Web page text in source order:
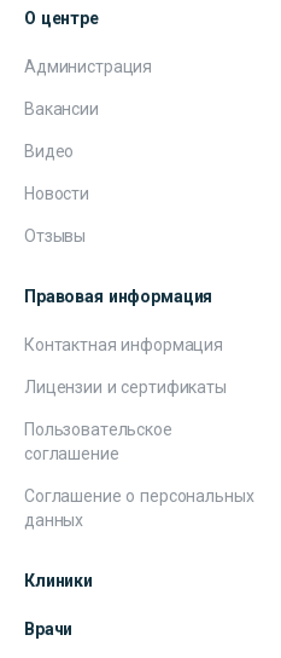
О центре
Администрация
Вакансии
Видео
Новости
Отзывы
Правовая информация
Контактная информация
Лицензии и сертификаты
Пользовательское
соглашение
Соглашение о персональных
данных
Клиники
Врачи